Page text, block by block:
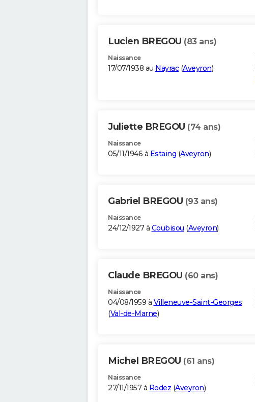
Lucien BREGOU (83 ans)
Naissance
17/07/1938 au Nayrac(Aveyron)
Juliette BREGOU (74 ans)
Naissance
05/11/1946 à Estaing (Aveyron)
Gabriel BREGOU (93 ans)
Naissance
24/12/1927 à Coubisou (Aveyron)
Claude BREGOU (60 ans)
Naissance
04/08/1959 à Villeneuve-Saint-Georges
(Val-de-Marne)
Michel BREGOU (61 ans)
Naissance
27/11/1957 à Rodez (Aveyron)